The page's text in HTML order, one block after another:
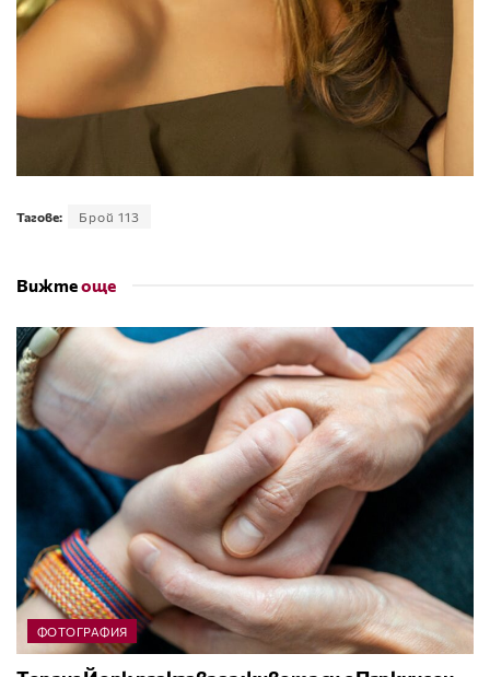
Тагове: Брой 113
Вижтеоще
ФОТОГРАФИЯ